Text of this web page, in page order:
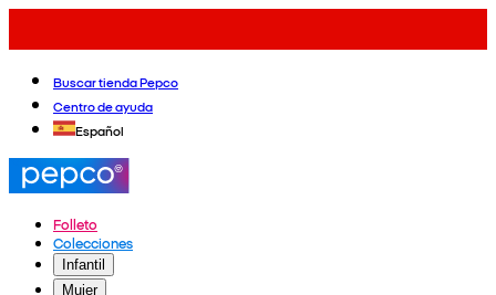
Buscar tienda Pepco
Centro de ayuda
Español
Folleto
Colecciones
Infantil
Mujer